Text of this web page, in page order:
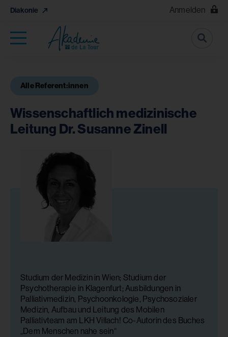
Diakonie Anmelden
Suche
Alle Referent:innen
Wissenschaftlich medizinische
Leitung Dr. Susanne Zinell
Studium der Medizin in Wien; Studium der
Psychotherapie in Klagenfurt; Ausbildungen in
Palliativmedizin, Psychoonkologie, Psychosozialer
Medizin, Aufbau und Leitung des Mobilen
Palliativteam am LKH Villach! Co-Autorin des Buches
„Dem Menschen nahe sein“